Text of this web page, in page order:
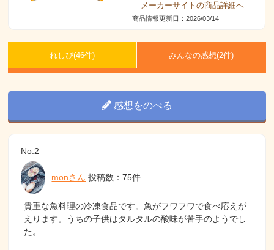
メーカーサイトの商品詳細へ
商品情報更新日：2026/03/14
れしぴ(46件) みんなの感想(2件)
感想をのべる
No.2
monさん 投稿数：75件
貴重な魚料理の冷凍食品です。魚がフワフワで食べ応えが
えります。うちの子供はタルタルの酸味が苦手のようでし
た。